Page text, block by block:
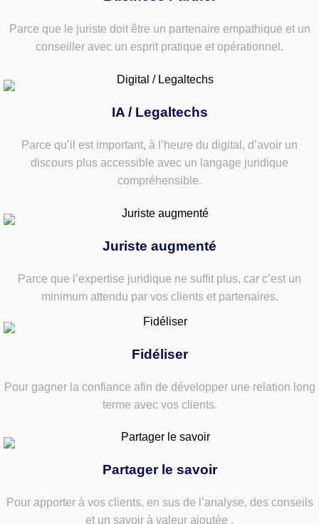
Parce que le juriste doit être un partenaire empathique et un
conseiller avec un esprit pratique et opérationnel.
IA / Legaltechs
Parce qu’il est important, à l’heure du digital, d’avoir un
discours plus accessible avec un langage juridique
compréhensible.
Juriste augmenté
Parce que l’expertise juridique ne suffit plus, car c’est un
minimum attendu par vos clients et partenaires.
Fidéliser
Pour gagner la confiance afin de développer une relation long
terme avec vos clients.
Partager le savoir
Pour apporter à vos clients, en sus de l’analyse, des conseils
et un savoir à valeur ajoutée .